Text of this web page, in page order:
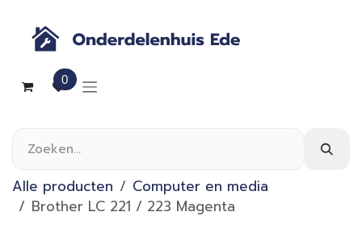
0
Alle producten
Computer en media
Brother LC 221 / 223 Magenta